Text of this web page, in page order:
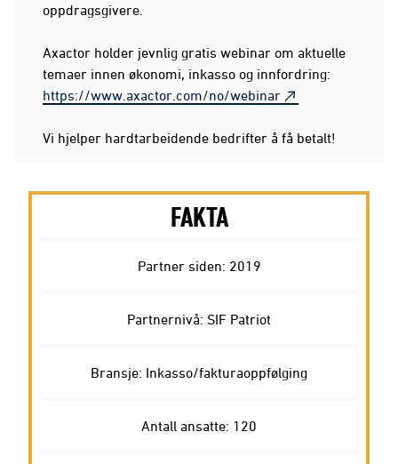
oppdragsgivere.
Axactor holder jevnlig gratis webinar om aktuelle
temaer innen økonomi, inkasso og innfordring:
https://www.axactor.com/no/webinar
Vi hjelper hardtarbeidende bedrifter å få betalt!
FAKTA
Partner siden: 2019
Partnernivå: SIF Patriot
Bransje: Inkasso/fakturaoppfølging
Antall ansatte: 120